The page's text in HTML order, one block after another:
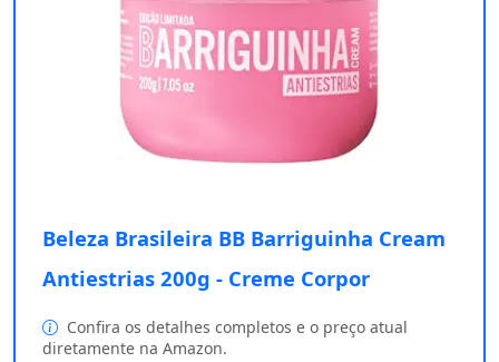
Beleza Brasileira BB Barriguinha Cream
Antiestrias 200g - Creme Corpor
Confira os detalhes completos e o preço atual
diretamente na Amazon.